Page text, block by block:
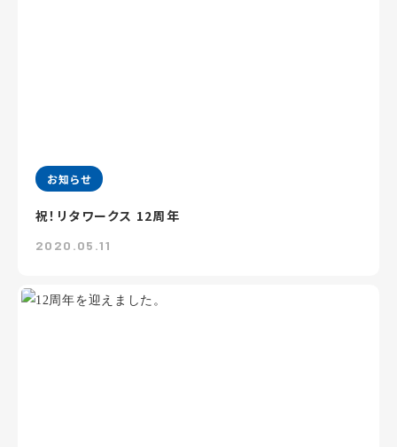
お知らせ
祝！リタワークス 12周年
2020.05.11